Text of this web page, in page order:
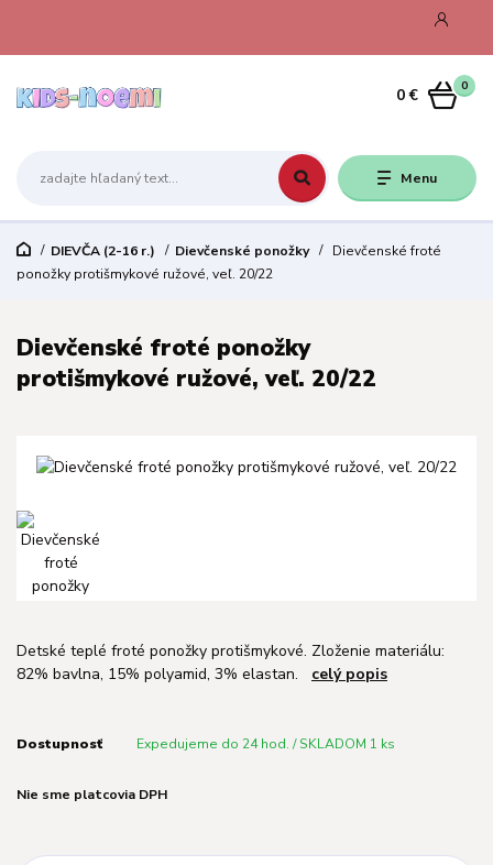
Menu
0
0 €
DIEVČA (2-16 r.) Dievčenské ponožky
Dievčenské froté
ponožky protišmykové ružové, veľ. 20/22
Dievčenské froté ponožky
protišmykové ružové, veľ. 20/22
Detské teplé froté ponožky protišmykové. Zloženie materiálu:
82% bavlna, 15% polyamid, 3% elastan. celý popis
Dostupnosť Expedujeme do 24 hod. / SKLADOM 1 ks
Nie sme platcovia DPH